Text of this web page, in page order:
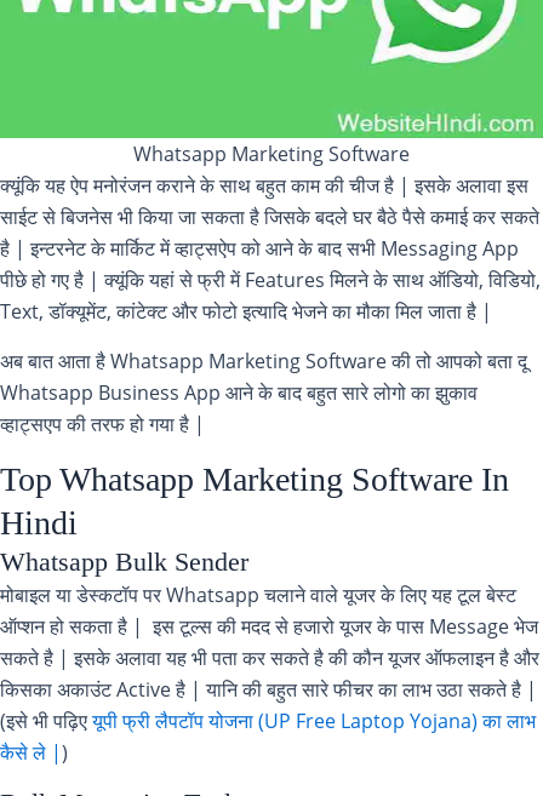
Whatsapp Marketing Software
क्यूंकि यह ऐप मनोरंजन कराने के साथ बहुत काम की चीज है | इसके अलावा इस
साईट से बिजनेस भी किया जा सकता है जिसके बदले घर बैठे पैसे कमाई कर सकते
है | इन्टरनेट के मार्किट में व्हाट्सऐप को आने के बाद सभी Messaging App
पीछे हो गए है | क्यूंकि यहां से फ्री में Features मिलने के साथ ऑडियो, विडियो,
Text, डॉक्यूमेंट, कांटेक्ट और फोटो इत्यादि भेजने का मौका मिल जाता है |
अब बात आता है Whatsapp Marketing Software की तो आपको बता दू
Whatsapp Business App आने के बाद बहुत सारे लोगो का झुकाव
व्हाट्सएप की तरफ हो गया है |
Top Whatsapp Marketing Software In
Hindi
Whatsapp Bulk Sender
मोबाइल या डेस्कटॉप पर Whatsapp चलाने वाले यूजर के लिए यह टूल बेस्ट
ऑप्शन हो सकता है | इस टूल्स की मदद से हजारो यूजर के पास Message भेज
सकते है | इसके अलावा यह भी पता कर सकते है की कौन यूजर ऑफलाइन है और
किसका अकाउंट Active है | यानि की बहुत सारे फीचर का लाभ उठा सकते है |
(इसे भी पढ़िएयूपी फ्री लैपटॉप योजना (UP Free Laptop Yojana) का लाभ
कैसे ले |)